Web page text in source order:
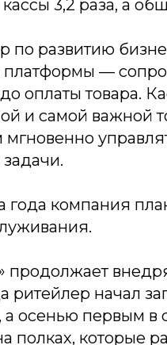
3,2 раза, а
по развитию
платформы —
оплаты товара.
и самой важной
года компания
продолжает
ритейлер начал
а осенью первым
полках, которые